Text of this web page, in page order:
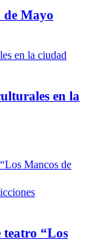
de Mayo
en la
teatro “Los